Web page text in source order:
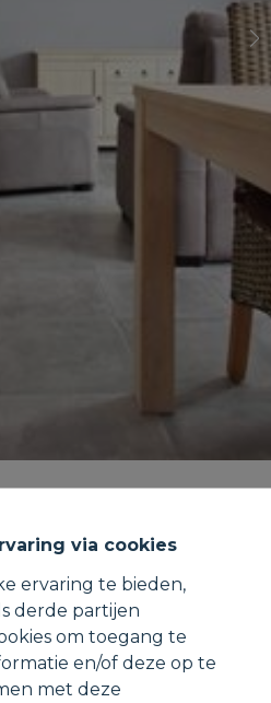
via cookies
ervaring te bieden,
derde partijen
om toegang te
en/of deze op te
met deze
appartement
en garage.
Willebroek